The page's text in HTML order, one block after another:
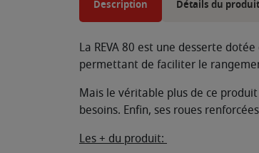
Description Détails du produit
La REVA 80 est une desserte
permettant de faciliter le
Mais le véritable plus de ce
besoins. Enfin, ses roues
Les + du produit: